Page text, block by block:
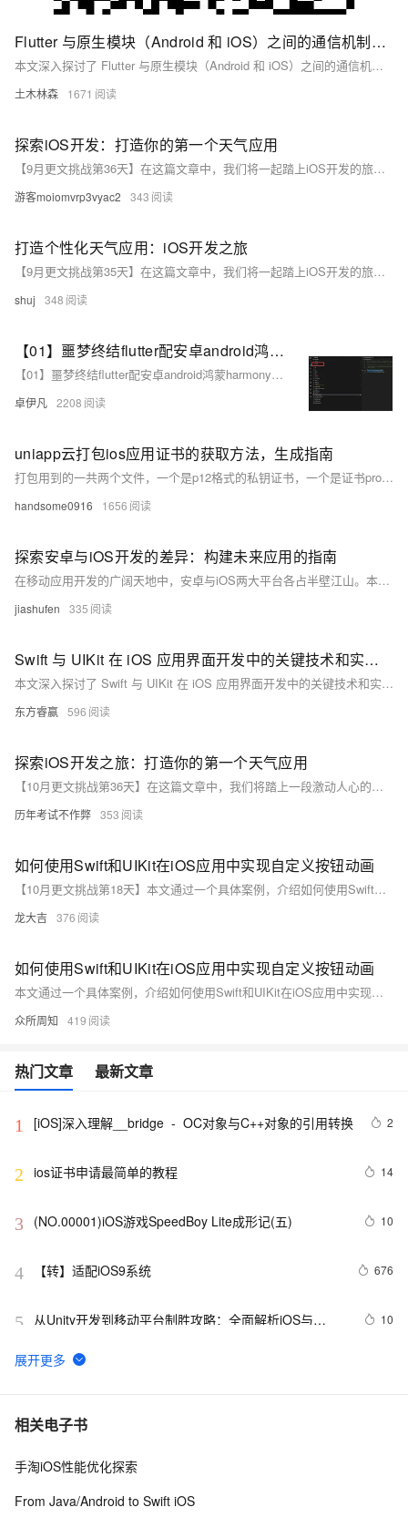
如果您认为阅读这篇博客让您有些收获，不妨点击一下右下角的【推荐】
如果您希望与我交流互动，欢迎关注微信公众号
本文版权归作者和博客园共有，欢迎转载，但未经作者同意必须保留此段
Flutter 与原生模块（Android 和 iOS）之间的通信机制，包括方法调用、事件传递等，分析了通信的必要性、主要方式、数据传递、性能优化及错误处理，并通过实际案例展示了其应用效果，展望了未来的发展趋势
本文深入探讨了 Flutter 与原生模块（Android 和 iOS）之间的通信机制，包括方法调用、事件传递等，分析了通信的必要性、主要方式、数据传递、性能优化及错误处理，并通过实际案例展示了其应用效果，展望了未来的发展趋势。这对于实现高效的跨平台移动应用开发具有重要指导意义。
土木林森 1671
探索iOS开发：打造你的第一个天气应用
【9月更文挑战第36天】在这篇文章中，我们将一起踏上iOS开发的旅程，从零开始构建一个简单的天气应用。文章将通过通俗易懂的语言，引导你理解iOS开发的基本概念，掌握Swift语言的核心语法，并逐步实现一个具有实际功能的天气应用。我们将遵循“学中做，做中学”的原则，让理论知识和实践操作紧密结合，确保学习过程既高效又有趣。无论你是编程新手还是希望拓展技能的开发者，这篇文章都将为你打开一扇通往iOS开发世界的大门。
游客moiomvrp3vyac2 343
打造个性化天气应用：iOS开发之旅
【9月更文挑战第35天】在这篇文章中，我们将一起踏上iOS开发的旅程，通过创建一个个性化的天气应用来探索Swift编程语言的魅力和iOS平台的强大功能。无论你是编程新手还是希望扩展你的技能集，这个项目都将为你提供实战经验，帮助你理解从构思到实现一个应用的全过程。让我们开始吧，构建你自己的天气应用，探索更多可能！
shuj 348
【01】噩梦终结flutter配安卓android鸿蒙harmonyOS 以及next调试环境配鸿蒙和ios真机调试环境-flutter项目安卓环境配置-gradle-agp-ndkVersion模拟器运行真机测试环境-本地环境搭建-如何快速搭建android本地运行环境-优雅草卓伊凡-很多人在这步就被难倒了
【01】噩梦终结flutter配安卓android鸿蒙harmonyOS 以及next调试环境配鸿蒙和ios真机调试环境-flutter项目安卓环境配置-gradle-agp-ndkVersion模拟器运行真机测试环境-本地环境搭建-如何快速搭建android本地运行环境-优雅草卓伊凡-很多人在这步就被难倒了
卓伊凡 2208
uniapp云打包ios应用证书的获取方法，生成指南
打包用到的一共两个文件，一个是p12格式的私钥证书，一个是证书profile文件。其中生成p12证书的时候，按照官网的教程，是需要MAC电脑来协助做的，主要是生成一些csr文件和导出p12证书等。其实这些步骤也可以借助一些其他的工具来实现，不一定使用mac电脑，用windows电脑也可以创建。
handsome0916 1656
探索安卓与iOS开发的差异：构建未来应用的指南
在移动应用开发的广阔天地中，安卓与iOS两大平台各占半壁江山。本文将深入浅出地对比这两大操作系统的开发环境、工具和用户体验设计，揭示它们在编程语言、开发工具以及市场定位上的根本差异。我们将从开发者的视角出发，逐步剖析如何根据项目需求和目标受众选择适合的平台，同时探讨跨平台开发框架的利与弊，为那些立志于打造下一个热门应用的开发者提供一份实用的指南。
jiashufen 335
Swift 与 UIKit 在 iOS 应用界面开发中的关键技术和实践方法
本文深入探讨了 Swift 与 UIKit 在 iOS 应用界面开发中的关键技术和实践方法。Swift 以其简洁、高效和类型安全的特点，结合 UIKit 丰富的组件和功能，为开发者提供了强大的工具。文章从 Swift 的语法优势、类型安全、编程模型以及与 UIKit 的集成，到 UIKit 的主要组件和功能，再到构建界面的实践技巧和实际案例分析，全面介绍了如何利用这些技术创建高质量的用户界面。
东方睿赢 596
探索iOS开发之旅：打造你的第一个天气应用
【10月更文挑战第36天】在这篇文章中，我们将踏上一段激动人心的旅程，一起构建属于我们自己的iOS天气应用。通过这个实战项目，你将学习到如何从零开始搭建一个iOS应用，掌握基本的用户界面设计、网络请求处理以及数据解析等核心技能。无论你是编程新手还是希望扩展你的iOS开发技能，这个项目都将为你提供宝贵的实践经验。准备好了吗？让我们开始吧！
历年考试不作弊 353
如何使用Swift和UIKit在iOS应用中实现自定义按钮动画
【10月更文挑战第18天】本文通过一个具体案例，介绍如何使用Swift和UIKit在iOS应用中实现自定义按钮动画。当用户按下按钮时，按钮将从圆形变为椭圆形并从蓝色渐变为绿色；释放按钮时，动画恢复原状。通过UIView的动画方法和弹簧动画效果，实现平滑自然的动画过渡。
龙大吉 376
如何使用Swift和UIKit在iOS应用中实现自定义按钮动画
本文通过一个具体案例，介绍如何使用Swift和UIKit在iOS应用中实现自定义按钮动画。当用户点击按钮时，按钮将从圆形变为椭圆形，颜色从蓝色渐变到绿色；释放按钮时，动画以相反方式恢复。通过UIView的动画方法和弹簧动画效果，实现平滑自然的过渡。
众所周知 419
热门文章 最新文章
1 [iOS]深入理解__bridge  -  OC对象与C++对象的引用转换 2
2 ios证书申请最简单的教程 14
3 (NO.00001)iOS游戏SpeedBoy Lite成形记(五) 10
4 【转】适配iOS9系统 676
5
从Unity开发到移动平台制胜攻略：全面解析iOS与
打造爆款手游不是梦——性能优化、广告集成与内购设
10
6 iOS 银行卡号有效性校验
7 iOS - Swift NSSize      尺寸
8 github上的一个开源kvo/kvb实现（ios),供参考
相关电子书
手淘iOS性能优化探索
From Java/Android to Swift iOS